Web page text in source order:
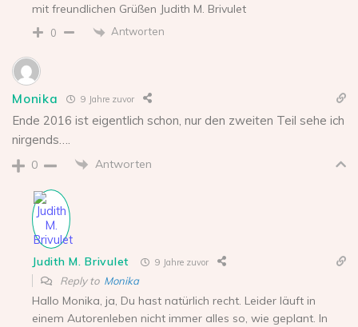
mit freundlichen Grüßen Judith M. Brivulet
0 Antworten
Monika 9 Jahre zuvor
Ende 2016 ist eigentlich schon, nur den zweiten Teil sehe ich
nirgends….
0 Antworten
Judith M. Brivulet 9 Jahre zuvor
Reply to Monika
Hallo Monika, ja, Du hast natürlich recht. Leider läuft in
einem Autorenleben nicht immer alles so, wie geplant. In